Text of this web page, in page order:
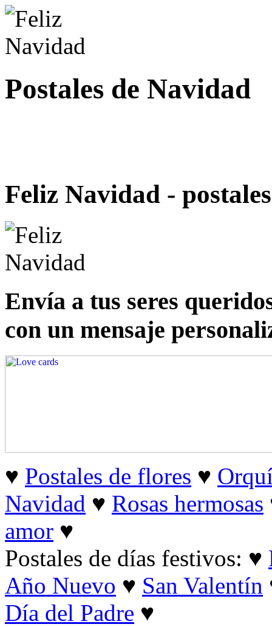
Postales de Navidad
Feliz Navidad -
Envía a tus seres
con un mensaje
♥ Postales de flores ♥
Navidad ♥ Rosas hermosas
amor ♥
Postales de días festivos: ♥
Año Nuevo ♥ San Valentín
Día del Padre ♥